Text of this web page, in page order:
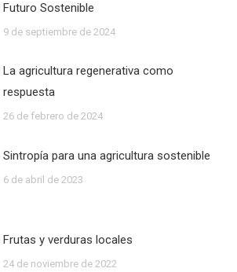
Futuro Sostenible
9 de septiembre de 2024
La agricultura regenerativa como
respuesta
26 de febrero de 2024
Sintropía para una agricultura sostenible
6 de abril de 2023
Frutas y verduras locales
24 de noviembre de 2022